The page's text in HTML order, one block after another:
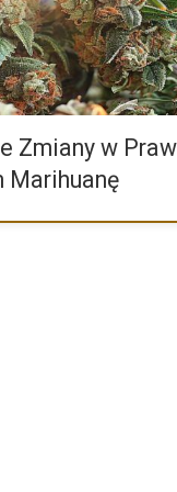
Zmiany w
Marihuanę